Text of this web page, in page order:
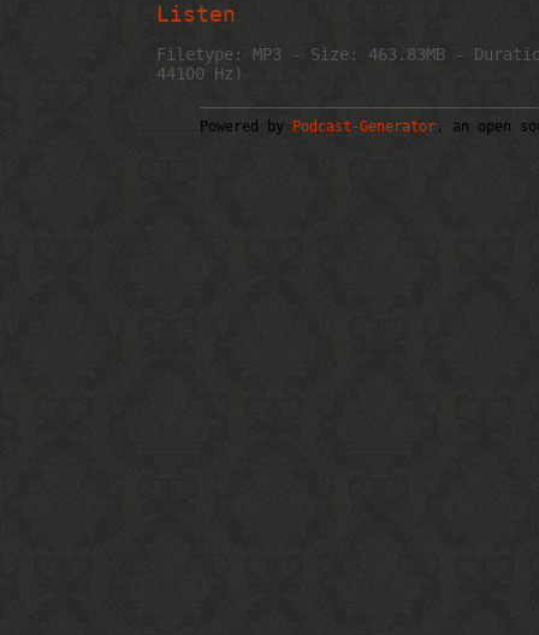
Listen
Filetype: MP3 - Size: 463.83MB -
44100 Hz)
Powered by Podcast-Generator , an open